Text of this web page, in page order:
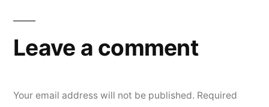
Leave a comment
Your email address will not be published. Required